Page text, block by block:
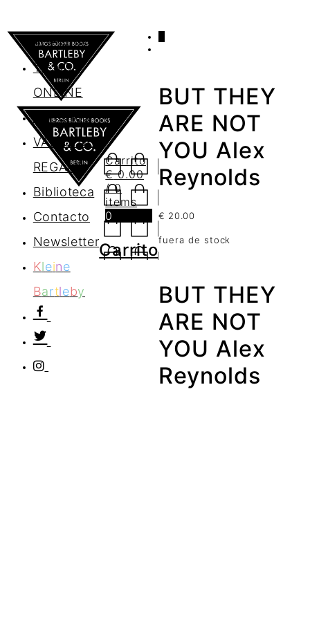
AGENDA
TIENDA
ONLINE
Nosotros
VALES DE
REGALO
Biblioteca
Contacto
Newsletter
Kleine
Bartleby
Carrito
€0.00
/ 0
items
0
Carrito
BUT THEY
ARE NOT
YOU Alex
Reynolds
€ 20.00
fuera de stock
BUT THEY
ARE NOT
YOU Alex
Reynolds